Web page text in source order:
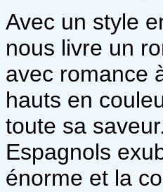
Avec un style
nous livre un
avec romance
hauts en
toute sa
Espagnols
énorme et la